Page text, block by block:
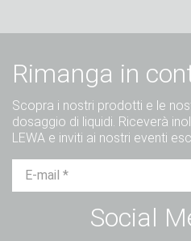
Rimanga in
Scopra i nostri prodotti e le
dosaggio di liquidi. Riceverà
LEWA e inviti ai nostri eventi
Sig.ra
Social